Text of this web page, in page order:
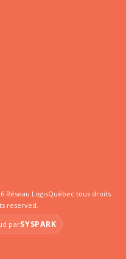
Réseau LogisQuébec tous droits
reserved.
parSYSPARK